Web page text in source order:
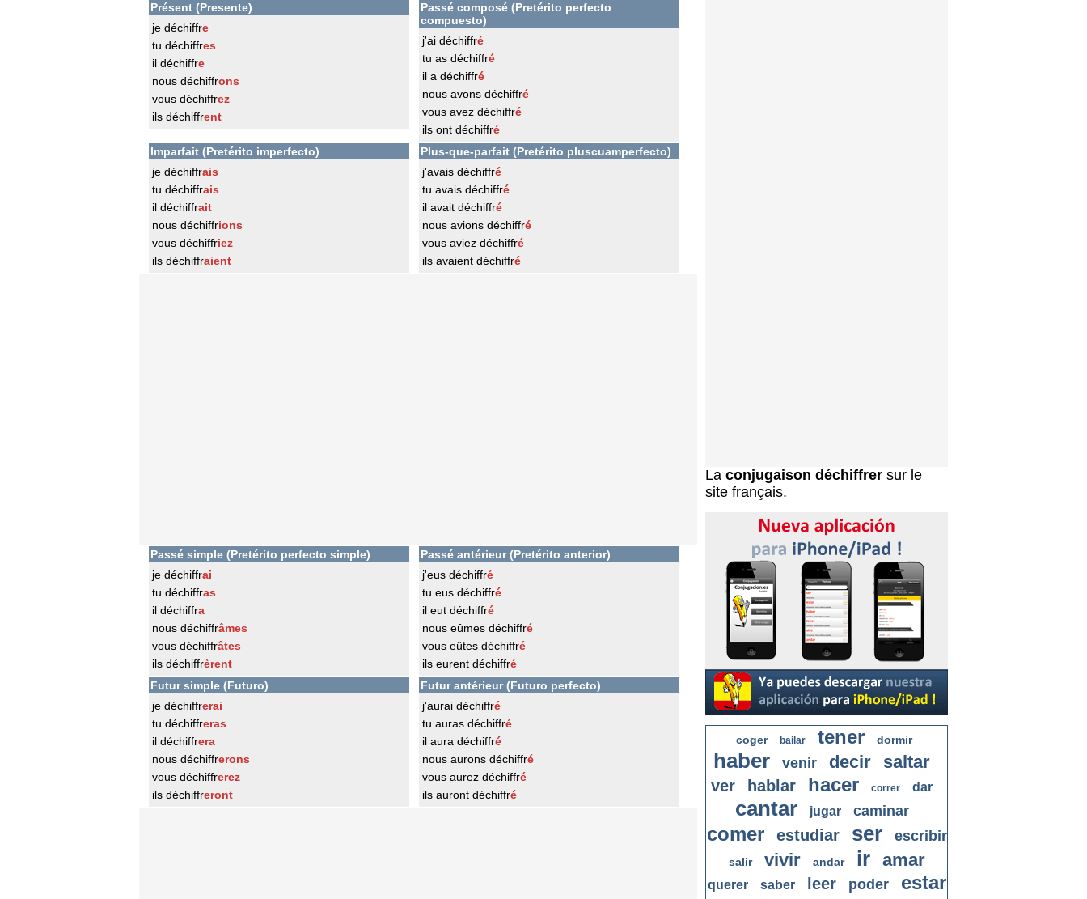
Présent (Presente)
je déchiffre
tu déchiffres
il déchiffre
nous déchiffrons
vous déchiffrez
ils déchiffrent
Passé composé (Pretérito perfecto
compuesto)
j'ai déchiffré
tu as déchiffré
il a déchiffré
nous avons déchiffré
vous avez déchiffré
ils ont déchiffré
Imparfait (Pretérito imperfecto)
je déchiffrais
tu déchiffrais
il déchiffrait
nous déchiffrions
vous déchiffriez
ils déchiffraient
Plus-que-parfait (Pretérito pluscuamperfecto)
j'avais déchiffré
tu avais déchiffré
il avait déchiffré
nous avions déchiffré
vous aviez déchiffré
ils avaient déchiffré
Passé simple (Pretérito perfecto simple)
je déchiffrai
tu déchiffras
il déchiffra
nous déchiffrâmes
vous déchiffrâtes
ils déchiffrèrent
Passé antérieur (Pretérito anterior)
j'eus déchiffré
tu eus déchiffré
il eut déchiffré
nous eûmes déchiffré
vous eûtes déchiffré
ils eurent déchiffré
Futur simple (Futuro)
je déchiffrerai
tu déchiffreras
il déchiffrera
nous déchiffrerons
vous déchiffrerez
ils déchiffreront
Futur antérieur (Futuro perfecto)
j'aurai déchiffré
tu auras déchiffré
il aura déchiffré
nous aurons déchiffré
vous aurez déchiffré
ils auront déchiffré
La conjugaison déchiffrer sur le
site français.
coger bailar tener dormir
haber venir decir saltar
ver hablar hacer correr dar
cantar jugar caminar
comer estudiar ser escribir
salir vivir andar ir amar
querer saber leer poder estar